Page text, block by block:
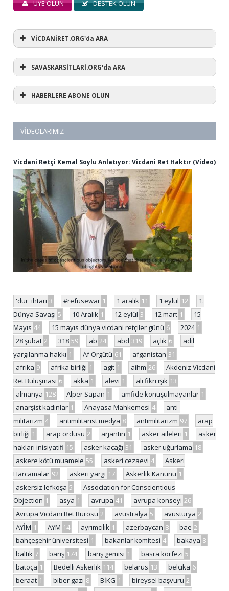
ÜYE OLUN DESTEK OLUN
VİCDANİRET.ORG'da ARA
SAVASKARSİTLARİ.ORG'da ARA
HABERLERE ABONE OLUN
VIDEOLARIMIZ
Vicdani Retçi Kemal Soylu Anlatıyor: Vicdani Ret Haktır (Video)
'dur' ihtarı 3 #refusewar 1 1 aralık 11 1 eylül 12
1.
Dünya Savaşı 5 10 Aralık 1 12 eylül 3 12 mart 1
15
Mayıs 44 15 mayıs dünya vicdani retçiler günü 6 2024 1
28 şubat 2 318 59 ab 24 abd 319 açlık 6
adil
yargılanma hakkı 1 Af Örgütü 61 afganistan 31
afrika 9 afrika birliği 1 agit 1 aihm 26
Akdeniz Vicdani
Ret Buluşması 6 akka 1 alevi 1 ali fikri ışık 13
almanya 128 Alper Sapan 1 amfide konuşulmayanlar 1
anarşist kadınlar 1 Anayasa Mahkemesi 4
anti-
militarizm 4 antimilitarist medya 8 antimilitarizm 97
arap
birliği 1 arap ordusu 2 arjantin 1 asker aileleri 1
asker
hakları inisiyatifi 15 asker kaçağı 31 asker uğurlama 18
askere kötü muamele 55 askeri cezaevi 4
Askeri
Harcamalar 92 askeri yargı 17 Askerlik Kanunu 1
askersiz lefkoşa 5
Association for Conscientious
Objection 1 asya 1 avrupa 41 avrupa konseyi 26
Avrupa Vicdani Ret Bürosu 2 avustralya 5 avusturya 2
AYİM 1 AYM 14 ayrımcılık 1 azerbaycan 8 bae 2
bahçeşehir üniversitesi 1 bakanlar komitesi 4 bakaya 8
baltık 7 barış 174 barış gemisi 1 basra körfezi 5
batoça 1 Bedelli Askerlik 114 belarus 13 belçika 6
beraat 1 biber gazı 8 BİKG 1 bireysel başvuru 2